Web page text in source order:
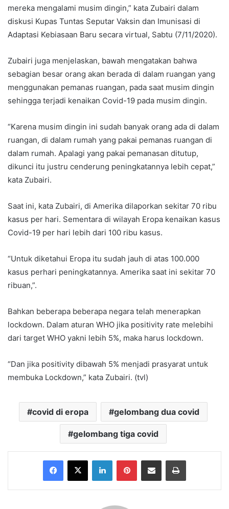
mereka mengalami musim dingin,” kata Zubairi dalam
diskusi Kupas Tuntas Seputar Vaksin dan Imunisasi di
Adaptasi Kebiasaan Baru secara virtual, Sabtu (7/11/2020).
Zubairi juga menjelaskan, bawah mengatakan bahwa
sebagian besar orang akan berada di dalam ruangan yang
menggunakan pemanas ruangan, pada saat musim dingin
sehingga terjadi kenaikan Covid-19 pada musim dingin.
“Karena musim dingin ini sudah banyak orang ada di dalam
ruangan, di dalam rumah yang pakai pemanas ruangan di
dalam rumah. Apalagi yang pakai pemanasan ditutup,
dikunci itu justru cenderung peningkatannya lebih cepat,”
kata Zubairi.
Saat ini, kata Zubairi, di Amerika dilaporkan sekitar 70 ribu
kasus per hari. Sementara di wilayah Eropa kenaikan kasus
Covid-19 per hari lebih dari 100 ribu kasus.
“Untuk diketahui Eropa itu sudah jauh di atas 100.000
kasus perhari peningkatannya. Amerika saat ini sekitar 70
ribuan,”.
Bahkan beberapa beberapa negara telah menerapkan
lockdown. Dalam aturan WHO jika positivity rate melebihi
dari target WHO yakni lebih 5%, maka harus lockdown.
“Dan jika positivity dibawah 5% menjadi prasyarat untuk
membuka Lockdown,” kata Zubairi. (tvl)
covid di eropa gelombang dua covid
gelombang tiga covid
Facebook
X LinkedInPinterestShare via Email Print